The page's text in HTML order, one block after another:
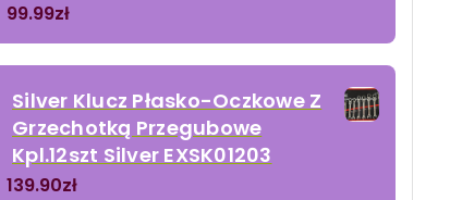
99.99zł
Silver Klucz Płasko-Oczkowe Z
Grzechotką Przegubowe
Kpl.12szt Silver EXSK01203
139.90zł